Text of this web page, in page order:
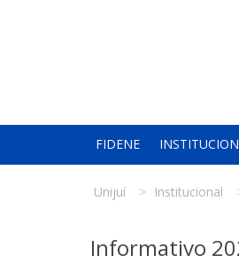
FIDENE
Unijuí Institucional
Informativo